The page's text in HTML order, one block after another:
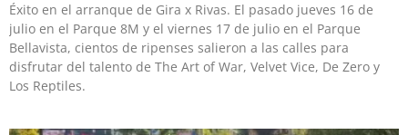
Éxito en el arranque de Gira x Rivas. El pasado jueves 16 de
julio en el Parque 8M y el viernes 17 de julio en el Parque
Bellavista, cientos de ripenses salieron a las calles para
disfrutar del talento de The Art of War, Velvet Vice, De Zero y
Los Reptiles.